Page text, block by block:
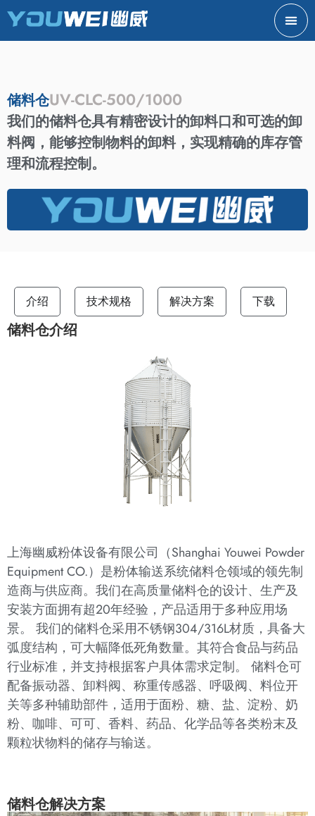
储料仓UV-CLC-500/1000
我们的储料仓具有精密设计的卸料口和可选的卸
料阀，能够控制物料的卸料，实现精确的库存管
理和流程控制。
介绍 技术规格 解决方案 下载
储料仓介绍
上海幽威粉体设备有限公司（Shanghai Youwei Powder
Equipment CO.）是粉体输送系统储料仓领域的领先制
造商与供应商。我们在高质量储料仓的设计、生产及
安装方面拥有超20年经验，产品适用于多种应用场
景。 我们的储料仓采用不锈钢304/316L材质，具备大
弧度结构，可大幅降低死角数量。其符合食品与药品
行业标准，并支持根据客户具体需求定制。 储料仓可
配备振动器、卸料阀、称重传感器、呼吸阀、料位开
关等多种辅助部件，适用于面粉、糖、盐、淀粉、奶
粉、咖啡、可可、香料、药品、化学品等各类粉末及
颗粒状物料的储存与输送。
储料仓解决方案